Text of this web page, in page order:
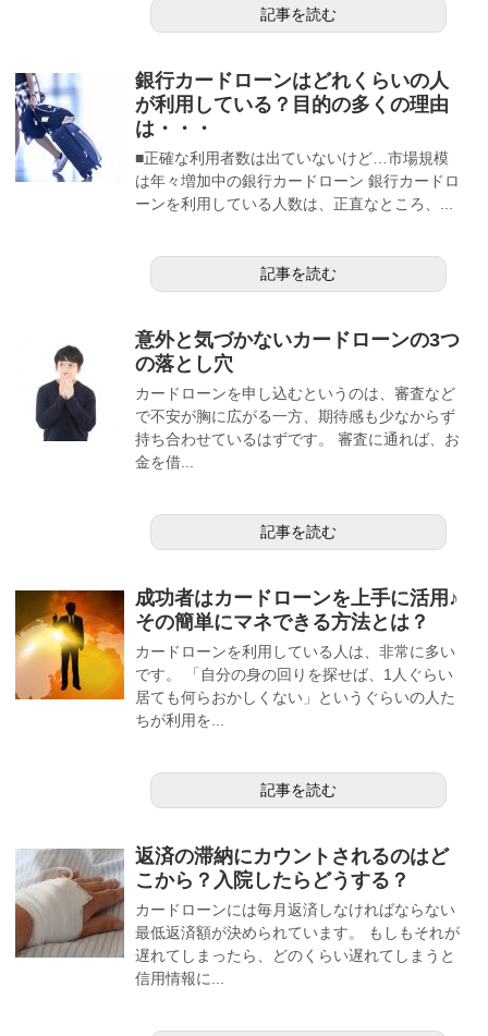
記事を読む
銀行カードローンはどれくらいの人
が利用している？目的の多くの理由
は・・・
■正確な利用者数は出ていないけど…市場規模
は年々増加中の銀行カードローン 銀行カードロ
ーンを利用している人数は、正直なところ、...
記事を読む
意外と気づかないカードローンの3つ
の落とし穴
カードローンを申し込むというのは、審査など
で不安が胸に広がる一方、期待感も少なからず
持ち合わせているはずです。 審査に通れば、お
金を借...
記事を読む
成功者はカードローンを上手に活用♪
その簡単にマネできる方法とは？
カードローンを利用している人は、非常に多い
です。 「自分の身の回りを探せば、1人ぐらい
居ても何らおかしくない」というぐらいの人た
ちが利用を...
記事を読む
返済の滞納にカウントされるのはど
こから？入院したらどうする？
カードローンには毎月返済しなければならない
最低返済額が決められています。 もしもそれが
遅れてしまったら、どのくらい遅れてしまうと
信用情報に...